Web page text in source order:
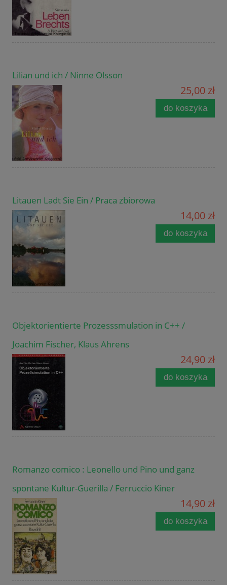
Lilian und ich / Ninne Olsson
25,00 zł
do koszyka
Litauen Ladt Sie Ein / Praca zbiorowa
14,00 zł
do koszyka
Objektorientierte Prozesssmulation in C++ /
Joachim Fischer, Klaus Ahrens
24,90 zł
do koszyka
Romanzo comico : Leonello und Pino und ganz
spontane Kultur-Guerilla / Ferruccio Kiner
14,90 zł
do koszyka